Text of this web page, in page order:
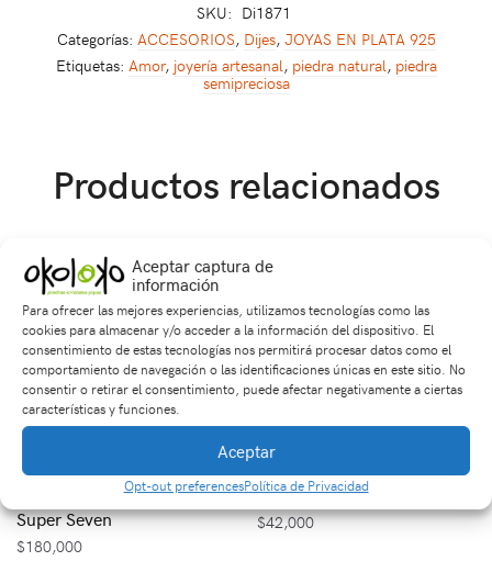
Aceptar captura de
información
Para ofrecer las mejores experiencias, utilizamos tecnologías como las
cookies para almacenar y/o acceder a la información del dispositivo. El
consentimiento de estas tecnologías nos permitirá procesar datos como el
comportamiento de navegación o las identificaciones únicas en este sitio. No
consentir o retirar el consentimiento, puede afectar negativamente a ciertas
características y funciones.
Aceptar
Opt-out preferencesPolítica de Privacidad
SKU: Di1871
Categorías: ACCESORIOS, Dijes, JOYAS EN PLATA 925
Etiquetas: Amor, joyería artesanal, piedra natural, piedra
semipreciosa
Productos relacionados
Dije en Plata con Piedra
Super Seven
$180,000
Anillo Tres Piedras
$42,000